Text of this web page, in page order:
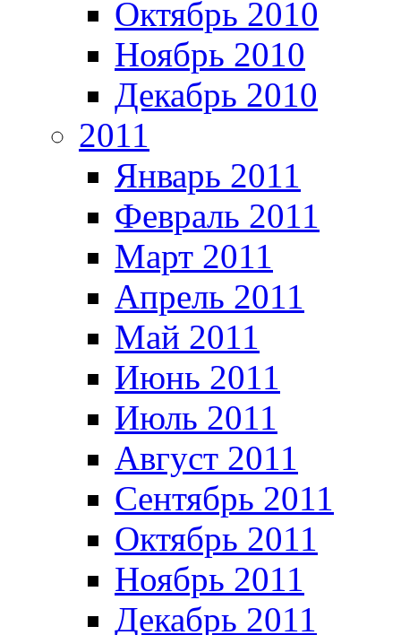
Октябрь 2010
Ноябрь 2010
Декабрь 2010
2011
Январь 2011
Февраль 2011
Март 2011
Апрель 2011
Май 2011
Июнь 2011
Июль 2011
Август 2011
Сентябрь 2011
Октябрь 2011
Ноябрь 2011
Декабрь 2011